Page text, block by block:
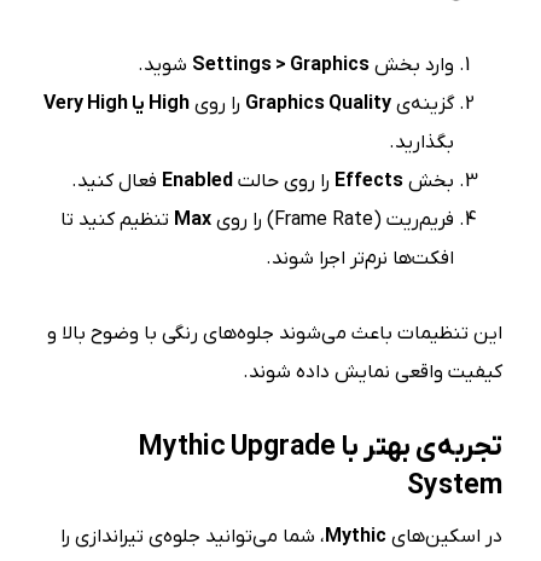
وارد بخشSettings > Graphics شوید.
گزینه‌یGraphics Quality را رویHigh یا Very High
بگذارید.
بخشEffects را روی حالتEnabled فعال کنید.
فریم‌ریت (Frame Rate) را روی
Max تنظیم کنید تا
افکت‌ها نرم‌تر اجرا شوند.
این تنظیمات باعث می‌شوند جلوه‌های رنگی با وضوح بالا و
کیفیت واقعی نمایش داده شوند.
تجربه‌ی بهتر با Mythic Upgrade
System
در اسکین‌های Mythic، شما می‌توانید جلوه‌ی تیراندازی را